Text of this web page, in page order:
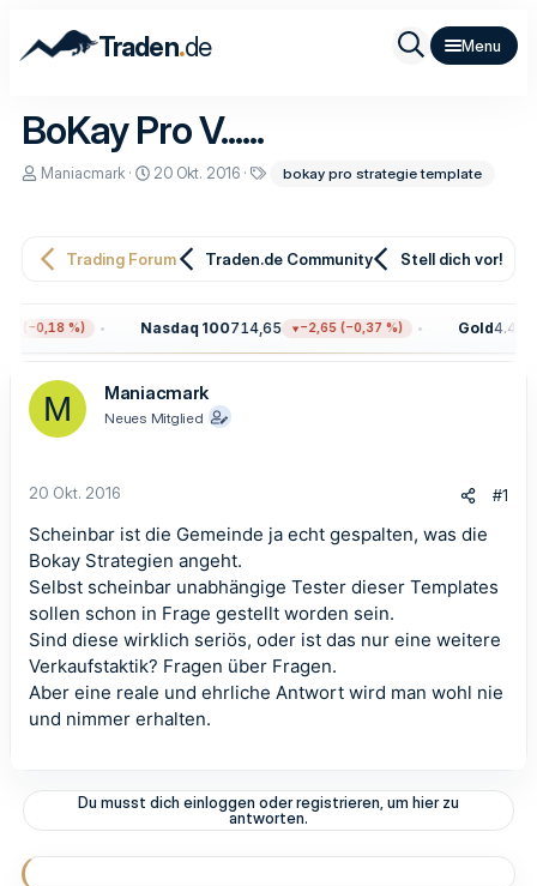
Traden.de
BoKay Pro V......
E
l
r
Maniacmark
E
l
a
20 Okt. 2016
g
r
bokay pro strategie template
Trading Forum Traden.de Community Stell dich vor!
(−0,18 %) Nasdaq 100714,65 −2,65 (−0,37 %) Gold
M Maniacmark
Neues Mitglied
20 Okt. 2016 #1
Scheinbar ist die Gemeinde ja echt gespalten, was die
Bokay Strategien angeht.
Selbst scheinbar unabhängige Tester dieser Templates
sollen schon in Frage gestellt worden sein.
Sind diese wirklich seriös, oder ist das nur eine weitere
Verkaufstaktik? Fragen über Fragen.
Aber eine reale und ehrliche Antwort wird man wohl nie
und nimmer erhalten.
Du musst dich einloggen oder registrieren, um hier zu
antworten.